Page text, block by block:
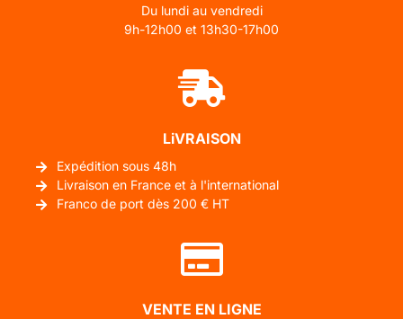
Du lundi au vendredi
9h-12h00 et 13h30-17h00
LiVRAISON
Expédition sous 48h
Livraison en France et à l'international
Franco de port dès 200 € HT
VENTE EN LIGNE